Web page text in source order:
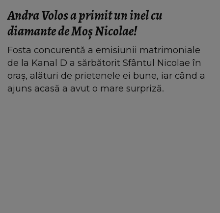
Andra Volos a primit un inel cu
diamante de Moș Nicolae!
Fosta concurentă a emisiunii matrimoniale
de la Kanal D a sărbătorit Sfântul Nicolae în
oraș, alături de prietenele ei bune, iar când a
ajuns acasă a avut o mare surpriză.